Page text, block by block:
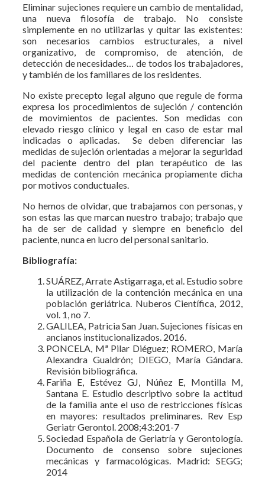
Eliminar sujeciones requiere un cambio de mentalidad,
una nueva filosofía de trabajo. No consiste
simplemente en no utilizarlas y quitar las existentes:
son necesarios cambios estructurales, a nivel
organizativo, de compromiso, de atención, de
detección de necesidades… de todos los trabajadores,
y también de los familiares de los residentes.
No existe precepto legal alguno que regule de forma
expresa los procedimientos de sujeción / contención
de movimientos de pacientes. Son medidas con
elevado riesgo clínico y legal en caso de estar mal
indicadas o aplicadas. Se deben diferenciar las
medidas de sujeción orientadas a mejorar la seguridad
del paciente dentro del plan terapéutico de las
medidas de contención mecánica propiamente dicha
por motivos conductuales.
No hemos de olvidar, que trabajamos con personas, y
son estas las que marcan nuestro trabajo; trabajo que
ha de ser de calidad y siempre en beneficio del
paciente, nunca en lucro del personal sanitario.
Bibliografía:
SUÁREZ, Arrate Astigarraga, et al. Estudio sobre
la utilización de la contención mecánica en una
población geriátrica. Nuberos Científica, 2012,
vol. 1, no 7.
GALILEA, Patricia San Juan. Sujeciones físicas en
ancianos institucionalizados. 2016.
PONCELA, Mª Pilar Diéguez; ROMERO, María
Alexandra Gualdrón; DIEGO, María Gándara.
Revisión bibliográfica.
Fariña E, Estévez GJ, Núñez E, Montilla M,
Santana E. Estudio descriptivo sobre la actitud
de la familia ante el uso de restricciones físicas
en mayores: resultados preliminares. Rev Esp
Geriatr Gerontol. 2008;43:201-7
Sociedad Española de Geriatría y Gerontología.
Documento de consenso sobre sujeciones
mecánicas y farmacológicas. Madrid: SEGG;
2014